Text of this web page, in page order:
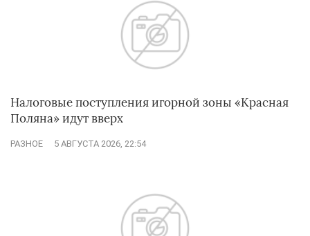
Налоговые поступления игорной зоны «Красная
Поляна» идут вверх
РАЗНОЕ 5 АВГУСТА 2026, 22:54